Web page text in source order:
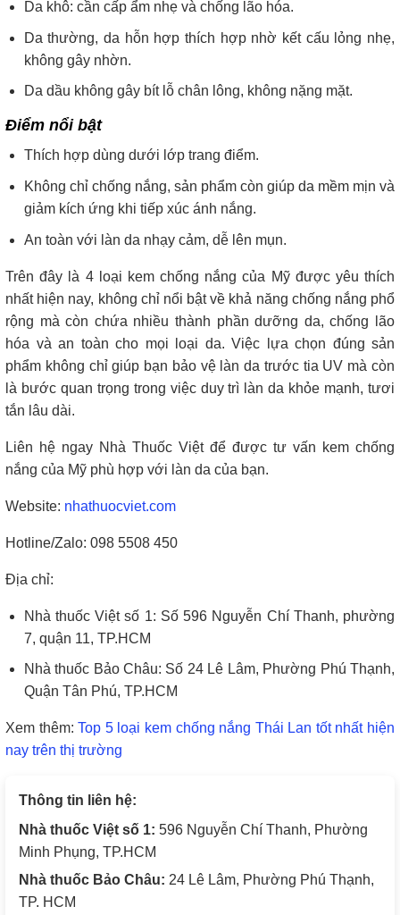
Da khô: cần cấp ẩm nhẹ và chống lão hóa.
Da thường, da hỗn hợp thích hợp nhờ kết cấu lỏng nhẹ,
không gây nhờn.
Da dầu không gây bít lỗ chân lông, không nặng mặt.
Điểm nổi bật
Thích hợp dùng dưới lớp trang điểm.
Không chỉ chống nắng, sản phẩm còn giúp da mềm mịn và
giảm kích ứng khi tiếp xúc ánh nắng.
An toàn với làn da nhạy cảm, dễ lên mụn.
Trên đây là 4 loại kem chống nắng của Mỹ được yêu thích
nhất hiện nay, không chỉ nổi bật về khả năng chống nắng phổ
rộng mà còn chứa nhiều thành phần dưỡng da, chống lão
hóa và an toàn cho mọi loại da. Việc lựa chọn đúng sản
phẩm không chỉ giúp bạn bảo vệ làn da trước tia UV mà còn
là bước quan trọng trong việc duy trì làn da khỏe mạnh, tươi
tắn lâu dài.
Liên hệ ngay Nhà Thuốc Việt để được tư vấn kem chống
nắng của Mỹ phù hợp với làn da của bạn.
Website: nhathuocviet.com
Hotline/Zalo: 098 5508 450
Địa chỉ:
Nhà thuốc Việt số 1: Số 596 Nguyễn Chí Thanh, phường
7, quận 11, TP.HCM
Nhà thuốc Bảo Châu: Số 24 Lê Lâm, Phường Phú Thạnh,
Quận Tân Phú, TP.HCM
Xem thêm:Top 5 loại kem chống nắng Thái Lan tốt nhất hiện
nay trên thị trường
Thông tin liên hệ:
Nhà thuốc Việt số 1: 596 Nguyễn Chí Thanh, Phường
Minh Phụng, TP.HCM
Nhà thuốc Bảo Châu: 24 Lê Lâm, Phường Phú Thạnh,
TP. HCM